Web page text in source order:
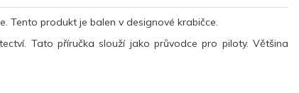
Tento produkt je balen v designové krabičce.
Tato příručka slouží jako průvodce pro piloty. Většina